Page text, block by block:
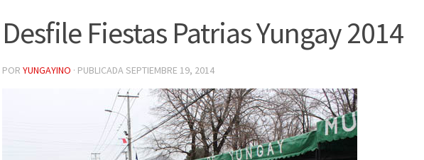
Desfile Fiestas Patrias Yungay 2014
POR YUNGAYINO · PUBLICADASEPTIEMBRE 19, 2014